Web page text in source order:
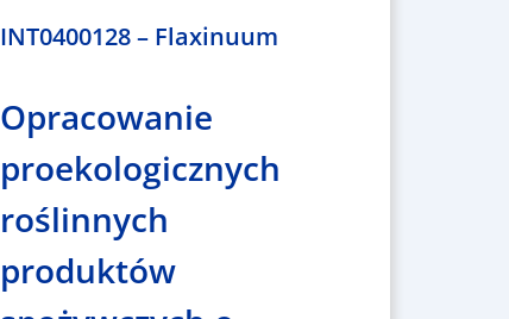
INT0400128 – Flaxinuum
Opracowanie
proekologicznych
roślinnych
produktów